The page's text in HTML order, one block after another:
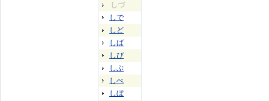
しづ
しで
しど
しば
しび
しぶ
しべ
しぼ